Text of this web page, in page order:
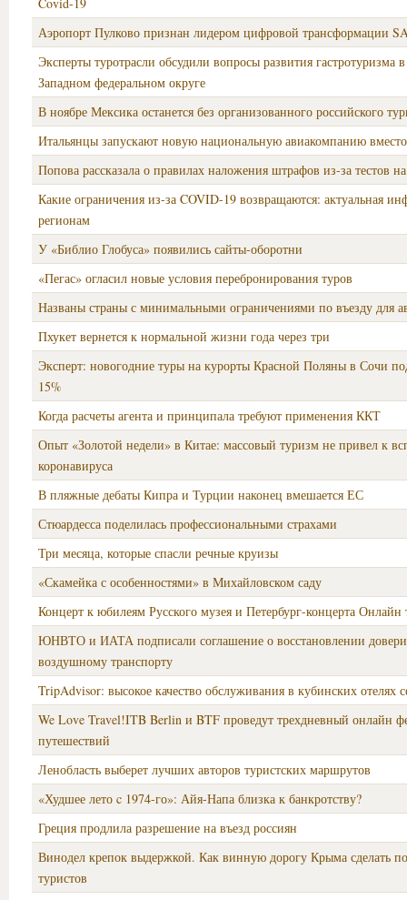
Аэропорт Пулково признан лидером цифровой трансформации
Эксперты туротрасли обсудили вопросы развития гастротуризма
Западном федеральном округе
В ноябре Мексика останется без организованного российского
Итальянцы запускают новую национальную авиакомпанию
Попова рассказала о правилах наложения штрафов из-за тестов
Какие ограничения из-за COVID-19 возвращаются: актуальная
регионам
У «Библио Глобуса» появились сайты-оборотни
«Пегас» огласил новые условия перебронирования туров
Названы страны с минимальными ограничениями по въезду для
Пхукет вернется к нормальной жизни года через три
Эксперт: новогодние туры на курорты Красной Поляны в Сочи
15%
Когда расчеты агента и принципала требуют применения ККТ
Опыт «Золотой недели» в Китае: массовый туризм не привел к
коронавируса
В пляжные дебаты Кипра и Турции наконец вмешается ЕС
Стюардесса поделилась профессиональными страхами
Три месяца, которые спасли речные круизы
«Скамейка с особенностями» в Михайловском саду
Концерт к юбилеям Русского музея и Петербург-концерта Онлайн
ЮНВТО и ИАТА подписали соглашение о восстановлении
воздушному транспорту
TripAdvisor: высокое качество обслуживания в кубинских отелях
We Love Travel!ITB Berlin и BTF проведут трехдневный онлайн
путешествий
Ленобласть выберет лучших авторов туристских маршрутов
«Худшее лето c 1974-го»: Айя-Напа близка к банкротству?
Греция продлила разрешение на въезд россиян
Винодел крепок выдержкой. Как винную дорогу Крыма сделать
туристов